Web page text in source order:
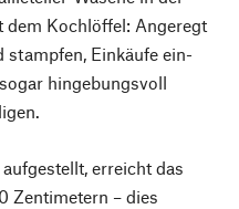
dem Kochlöffel: Angeregt
Einkäufe ein-
hingebungsvoll
erreicht das
Zentimetern – dies